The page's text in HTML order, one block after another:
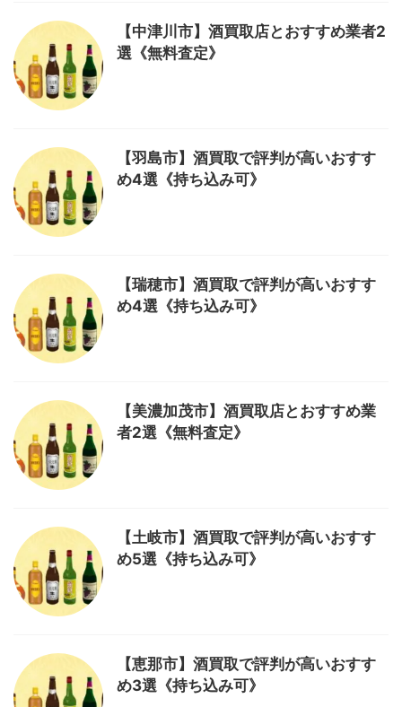
【中津川市】酒買取店とおすすめ業者2
選《無料査定》
【羽島市】酒買取で評判が高いおすす
め4選《持ち込み可》
【瑞穂市】酒買取で評判が高いおすす
め4選《持ち込み可》
【美濃加茂市】酒買取店とおすすめ業
者2選《無料査定》
【土岐市】酒買取で評判が高いおすす
め5選《持ち込み可》
【恵那市】酒買取で評判が高いおすす
め3選《持ち込み可》